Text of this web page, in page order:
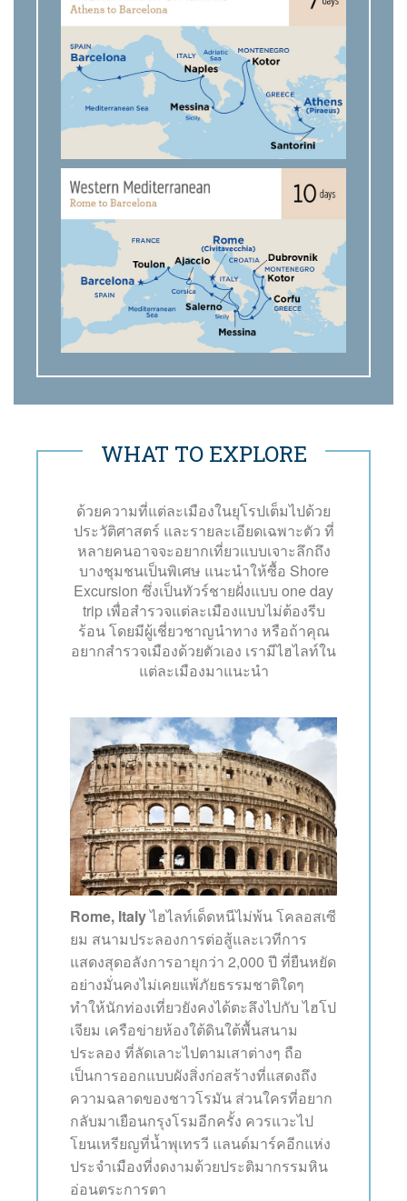
WHAT TO EXPLORE
ด้วยความที่แต่ละเมืองในยุโรปเต็มไปด้วย
ประวัติศาสตร์ และรายละเอียดเฉพาะตัว ที่
หลายคนอาจจะอยากเที่ยวแบบเจาะลึกถึง
บางชุมชนเป็นพิเศษ แนะนำให้ซื้อ Shore
Excursion ซึ่งเป็นทัวร์ชายฝั่งแบบ one day
trip เพื่อสำรวจแต่ละเมืองแบบไม่ต้องรีบ
ร้อน โดยมีผู้เชี่ยวชาญนำทาง หรือถ้าคุณ
อยากสำรวจเมืองด้วยตัวเอง เรามีไฮไลท์ใน
แต่ละเมืองมาแนะนำ
Rome, Italyไฮไลท์เด็ดหนีไม่พ้น โคลอสเซี
ยม สนามประลองการต่อสู้และเวทีการ
แสดงสุดอลังการอายุกว่า 2,000 ปี ที่ยืนหยัด
อย่างมั่นคงไม่เคยแพ้ภัยธรรมชาติใดๆ
ทำให้นักท่องเที่ยวยังคงได้ตะลึงไปกับ ไฮโป
เจียม เครือข่ายห้องใต้ดินใต้พื้นสนาม
ประลอง ที่ลัดเลาะไปตามเสาต่างๆ ถือ
เป็นการออกแบบผังสิ่งก่อสร้างที่แสดงถึง
ความฉลาดของชาวโรมัน ส่วนใครที่อยาก
กลับมาเยือนกรุงโรมอีกครั้ง ควรแวะไป
โยนเหรียญที่น้ำพุเทรวี แลนด์มาร์คอีกแห่ง
ประจำเมืองที่งดงามด้วยประติมากรรมหิน
อ่อนตระการตา